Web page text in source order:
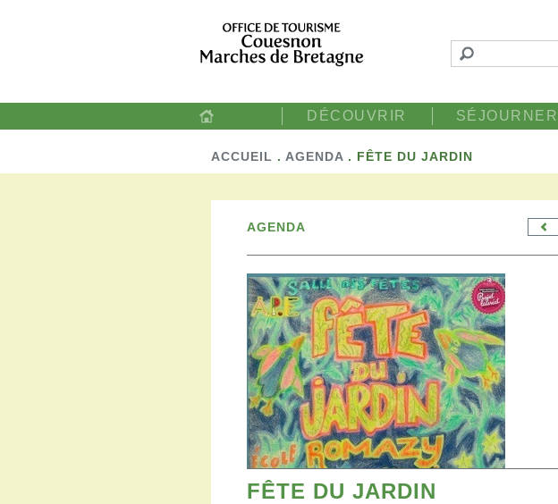
DÉCOUVRIR SÉJOURNER
ACCUEIL . AGENDA . FÊTE DU JARDIN
AGENDA
FÊTE DU JARDIN